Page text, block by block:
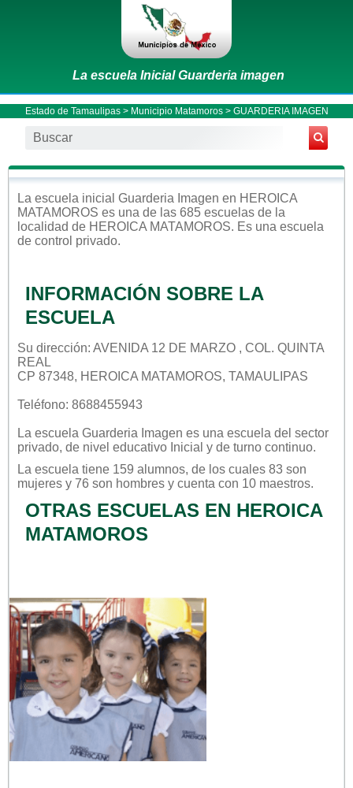
La escuela Inicial Guarderia imagen
Estado de Tamaulipas> Municipio Matamoros> GUARDERIA IMAGEN
La escuela inicial Guarderia Imagen en HEROICA
MATAMOROS es una de las 685 escuelas de la
localidad de HEROICA MATAMOROS. Es una escuela
de control privado.
INFORMACIÓN SOBRE LA
ESCUELA
Su dirección: AVENIDA 12 DE MARZO , COL. QUINTA
REAL
CP 87348, HEROICA MATAMOROS, TAMAULIPAS
Teléfono: 8688455943
La escuela Guarderia Imagen es una escuela del sector
privado, de nivel educativo Inicial y de turno continuo.
La escuela tiene 159 alumnos, de los cuales 83 son
mujeres y 76 son hombres y cuenta con 10 maestros.
OTRAS ESCUELAS EN HEROICA
MATAMOROS